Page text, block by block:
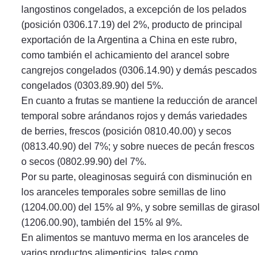
langostinos congelados, a excepción de los pelados
(posición 0306.17.19) del 2%, producto de principal
exportación de la Argentina a China en este rubro,
como también el achicamiento del arancel sobre
cangrejos congelados (0306.14.90) y demás pescados
congelados (0303.89.90) del 5%.
En cuanto a frutas se mantiene la reducción de arancel
temporal sobre arándanos rojos y demás variedades
de berries, frescos (posición 0810.40.00) y secos
(0813.40.90) del 7%; y sobre nueces de pecán frescos
o secos (0802.99.90) del 7%.
Por su parte, oleaginosas seguirá con disminución en
los aranceles temporales sobre semillas de lino
(1204.00.00) del 15% al 9%, y sobre semillas de girasol
(1206.00.90), también del 15% al 9%.
En alimentos se mantuvo merma en los aranceles de
varios productos alimenticios, tales como